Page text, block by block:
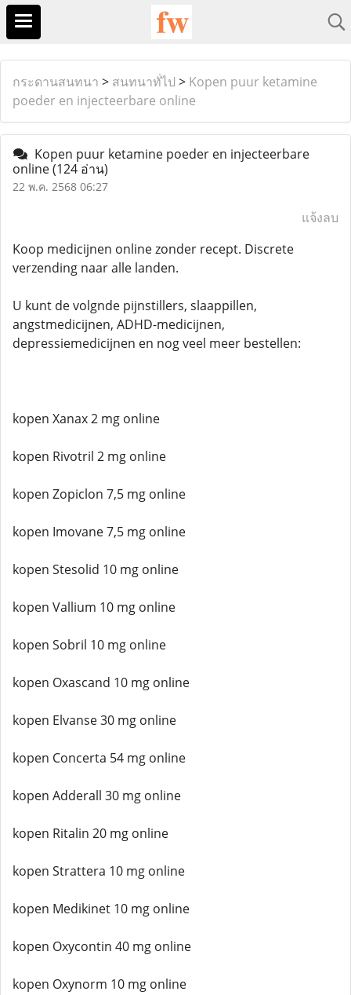
กระดานสนทนา > สนทนาทั่ไป > Kopen puur ketamine
poeder en injecteerbare online
Kopen puur ketamine poeder en injecteerbare
online(124 อ่าน)
22 พ.ค. 2568 06:27
แจ้งลบ
Koop medicijnen online zonder recept. Discrete
verzending naar alle landen.
U kunt de volgnde pijnstillers, slaappillen,
angstmedicijnen, ADHD-medicijnen,
depressiemedicijnen en nog veel meer bestellen:
kopen Xanax 2 mg online
kopen Rivotril 2 mg online
kopen Zopiclon 7,5 mg online
kopen Imovane 7,5 mg online
kopen Stesolid 10 mg online
kopen Vallium 10 mg online
kopen Sobril 10 mg online
kopen Oxascand 10 mg online
kopen Elvanse 30 mg online
kopen Concerta 54 mg online
kopen Adderall 30 mg online
kopen Ritalin 20 mg online
kopen Strattera 10 mg online
kopen Medikinet 10 mg online
kopen Oxycontin 40 mg online
kopen Oxynorm 10 mg online